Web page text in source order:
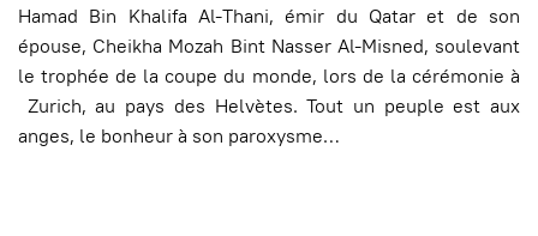
Hamad Bin Khalifa Al-Thani, émir du Qatar et de son
épouse, Cheikha Mozah Bint Nasser Al-Misned, soulevant
le trophée de la coupe du monde, lors de la cérémonie à
Zurich, au pays des Helvètes. Tout un peuple est aux
anges, le bonheur à son paroxysme…